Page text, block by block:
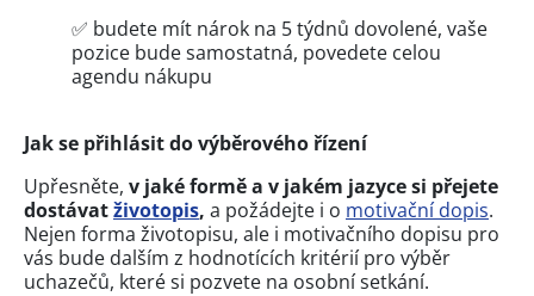
✅ budete mít nárok na 5 týdnů dovolené, vaše
pozice bude samostatná, povedete celou
agendu nákupu
Jak se přihlásit do výběrového řízení
Upřesněte, v jaké formě a v jakém jazyce si přejete
dostávatživotopis, a požádejte i o motivační dopis.
Nejen forma životopisu, ale i motivačního dopisu pro
vás bude dalším z hodnotících kritérií pro výběr
uchazečů, které si pozvete na osobní setkání.